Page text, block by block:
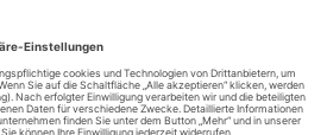
Ort zum Wohlfühlen
für unsere STARBORN
Seminare.